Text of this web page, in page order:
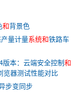
和背景色
量计量系统和铁路车
版本：云端安全控制和
览器测试性能对比
步变同步